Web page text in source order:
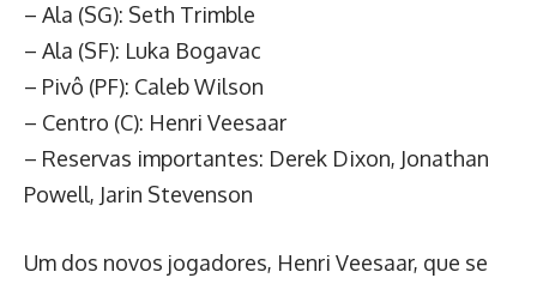
– Ala (SG): Seth Trimble
– Ala (SF): Luka Bogavac
– Pivô (PF): Caleb Wilson
– Centro (C): Henri Veesaar
– Reservas importantes: Derek Dixon, Jonathan
Powell, Jarin Stevenson
Um dos novos jogadores, Henri Veesaar, que se